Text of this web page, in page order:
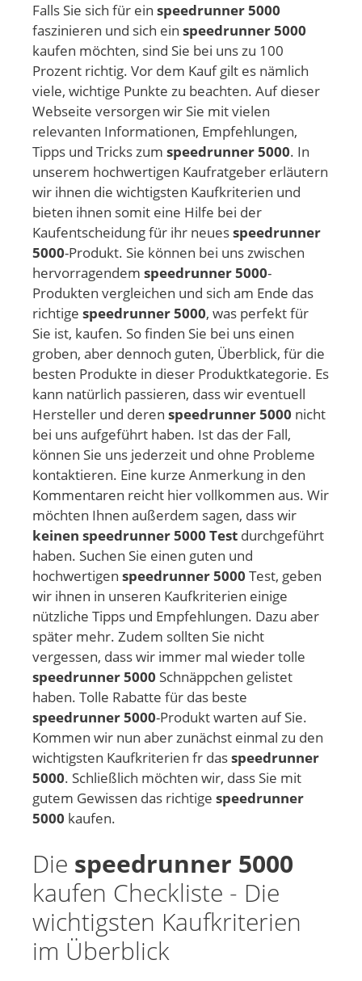
Falls Sie sich für ein speedrunner 5000
faszinieren und sich ein speedrunner 5000
kaufen möchten, sind Sie bei uns zu 100
Prozent richtig. Vor dem Kauf gilt es nämlich
viele, wichtige Punkte zu beachten. Auf dieser
Webseite versorgen wir Sie mit vielen
relevanten Informationen, Empfehlungen,
Tipps und Tricks zum speedrunner 5000. In
unserem hochwertigen Kaufratgeber erläutern
wir ihnen die wichtigsten Kaufkriterien und
bieten ihnen somit eine Hilfe bei der
Kaufentscheidung für ihr neuesspeedrunner
5000-Produkt. Sie können bei uns zwischen
hervorragendem speedrunner 5000-
Produkten vergleichen und sich am Ende das
richtige speedrunner 5000, was perfekt für
Sie ist, kaufen. So finden Sie bei uns einen
groben, aber dennoch guten, Überblick, für die
besten Produkte in dieser Produktkategorie. Es
kann natürlich passieren, dass wir eventuell
Hersteller und deren speedrunner 5000 nicht
bei uns aufgeführt haben. Ist das der Fall,
können Sie uns jederzeit und ohne Probleme
kontaktieren. Eine kurze Anmerkung in den
Kommentaren reicht hier vollkommen aus. Wir
möchten Ihnen außerdem sagen, dass wir
keinen speedrunner 5000 Test durchgeführt
haben. Suchen Sie einen guten und
hochwertigen speedrunner 5000 Test, geben
wir ihnen in unseren Kaufkriterien einige
nützliche Tipps und Empfehlungen. Dazu aber
später mehr. Zudem sollten Sie nicht
vergessen, dass wir immer mal wieder tolle
speedrunner 5000 Schnäppchen gelistet
haben. Tolle Rabatte für das beste
speedrunner 5000-Produkt warten auf Sie.
Kommen wir nun aber zunächst einmal zu den
wichtigsten Kaufkriterien fr dasspeedrunner
5000. Schließlich möchten wir, dass Sie mit
gutem Gewissen das richtige speedrunner
5000 kaufen.
Die speedrunner 5000
kaufen Checkliste - Die
wichtigsten Kaufkriterien
im Überblick